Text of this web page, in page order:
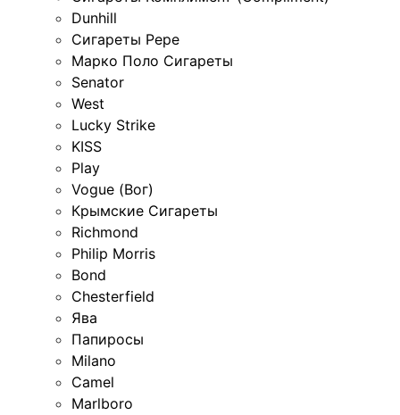
Dunhill
Сигареты Pepe
Марко Поло Сигареты
Senator
West
Lucky Strike
KISS
Play
Vogue (Вог)
Крымские Сигареты
Richmond
Philip Morris
Bond
Chesterfield
Ява
Папиросы
Milano
Camel
Marlboro